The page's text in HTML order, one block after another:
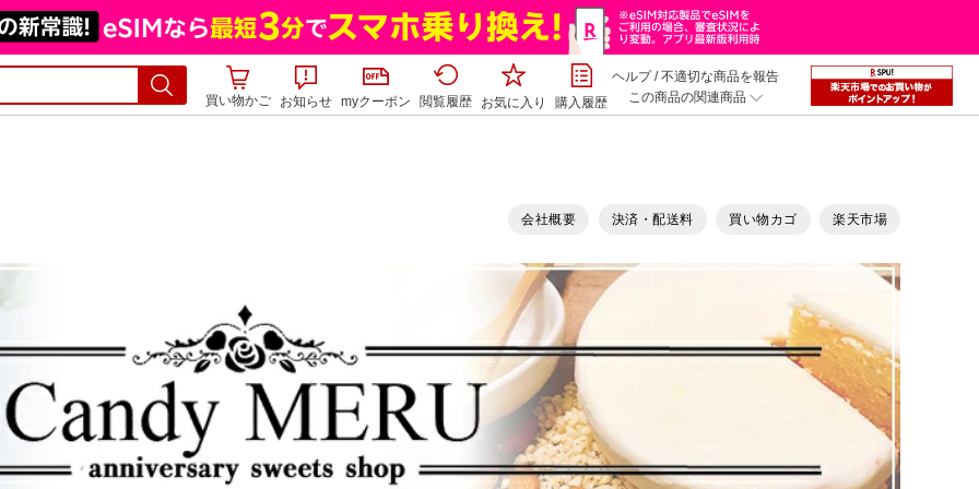
買い物かご お知らせ myクーポン 閲覧履歴 お気に入り 購入履歴
ヘルプ/不適切な商品を報告
この商品の関連商品